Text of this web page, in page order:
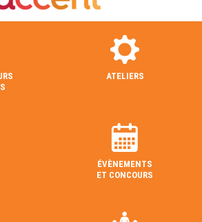
ATELIERS
ÉVÈNEMENTS
ET CONCOURS